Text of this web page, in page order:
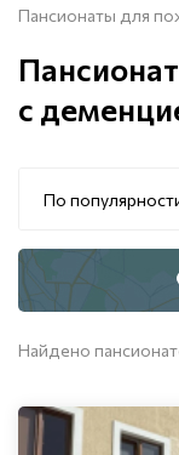
Пансионаты для
с
По
Найдено